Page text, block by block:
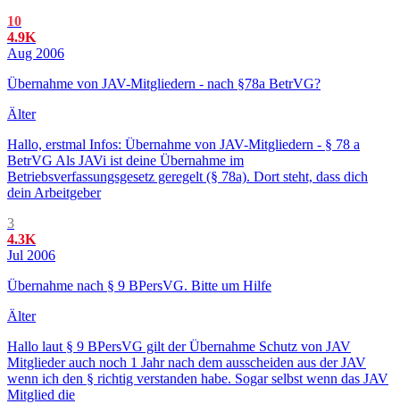
10
4.9K
Aug 2006
Übernahme von JAV-Mitgliedern - nach §78a BetrVG?
Älter
Hallo, erstmal Infos: Übernahme von JAV-Mitgliedern - § 78 a
BetrVG Als JAVi ist deine Übernahme im
Betriebsverfassungsgesetz geregelt (§ 78a). Dort steht, dass dich
dein Arbeitgeber
3
4.3K
Jul 2006
Übernahme nach § 9 BPersVG. Bitte um Hilfe
Älter
Hallo laut § 9 BPersVG gilt der Übernahme Schutz von JAV
Mitglieder auch noch 1 Jahr nach dem ausscheiden aus der JAV
wenn ich den § richtig verstanden habe. Sogar selbst wenn das JAV
Mitglied die